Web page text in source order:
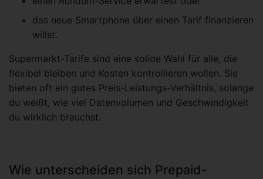
das neue Smartphone über einen Tarif finanzieren
willst.
Supermarkt-Tarife sind eine solide Wahl für alle, die
flexibel bleiben und Kosten kontrollieren wollen. Sie
bieten oft ein gutes Preis-Leistungs-Verhältnis, solange
du weißt, wie viel Datenvolumen und Geschwindigkeit
du wirklich brauchst.
Wie unterscheiden sich Prepaid-